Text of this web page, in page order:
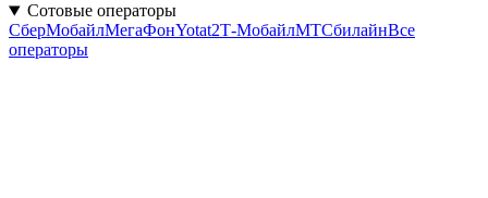
Сотовые операторы
СберМобайлМегаФонYotat2Т‑МобайлМТСбилайнВсе
операторы